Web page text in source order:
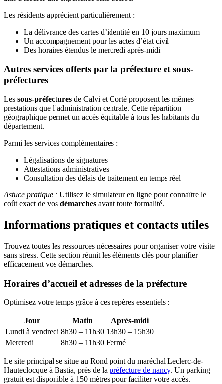
Les résidents apprécient particulièrement :
La délivrance des cartes d’identité en 10 jours maximum
Un accompagnement pour les actes d’état civil
Des horaires étendus le mercredi après-midi
Autres services offerts par la préfecture et sous-
préfectures
Les sous-préfectures de Calvi et Corté proposent les mêmes
prestations que l’administration centrale. Cette répartition
géographique permet un accès équitable à tous les habitants du
département.
Parmi les services complémentaires :
Légalisations de signatures
Attestations administratives
Consultation des délais de traitement en temps réel
Astuce pratique : Utilisez le simulateur en ligne pour connaître le
coût exact de vos démarches avant toute formalité.
Informations pratiques et contacts utiles
Trouvez toutes les ressources nécessaires pour organiser votre visite
sans stress. Cette section réunit les éléments clés pour planifier
efficacement vos démarches.
Horaires d’accueil et adresses de la préfecture
Optimisez votre temps grâce à ces repères essentiels :
Jour Matin
Après-midi
Lundi à vendredi 8h30 – 11h30 13h30 – 15h30
Mercredi
8h30 – 11h30 Fermé
Le site principal se situe au Rond point du maréchal Leclerc-de-
Hauteclocque à Bastia, près de la préfecture de nancy. Un parking
gratuit est disponible à 150 mètres pour faciliter votre accès.